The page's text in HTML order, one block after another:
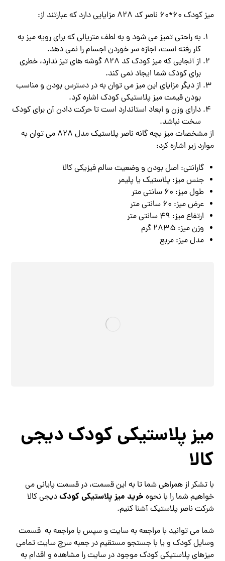
میز کودک 60*60 ناصر کد 828 مزایایی دارد که عبارتند از:
به راحتی تمیز می شود و به لطف متریالی که برای رویه میز به
کار رفته است، اجازه سر خوردن اجسام را نمی دهد.
از آنجایی که میز کودک کد 828 گوشه های تیز ندارد، خطری
برای کودک شما ایجاد نمی کند.
از دیگر مزایای این میز می توان به در دسترس بودن و مناسب
بودن قیمت میز پلاستیکی کودک اشاره کرد.
دارای وزن و ابعاد استاندارد است تا حرکت دادن آن برای کودک
سخت نباشد.
از مشخصات میز بچه گانه ناصر پلاستیک مدل 828 می توان به
موارد زیر اشاره کرد:
گارانتی: اصل بودن و وضعیت سالم فیزیکی کالا
جنس میز: پلاستیک یا پلیمر
طول میز: 60 سانتی متر
عرض میز: 60 سانتی متر
ارتفاع میز: 49 سانتی متر
وزن میز: 2835 گرم
مدل میز: مربع
میز پلاستیکی کودک دیجی
کالا
با تشکر از همراهی شما تا به این قسمت، در قسمت پایانی می
خواهیم شما را با نحوه خرید میز پلاستیکی کودکدیجی کالا
شرکت ناصر پلاستیک آشنا کنیم.
شما می توانید با مراجعه به سایت و سپس با مراجعه به قسمت
وسایل کودک و یا با جستجو مستقیم در جعبه سرچ سایت تمامی
میزهای پلاستیکی کودک موجود در سایت را مشاهده و اقدام به